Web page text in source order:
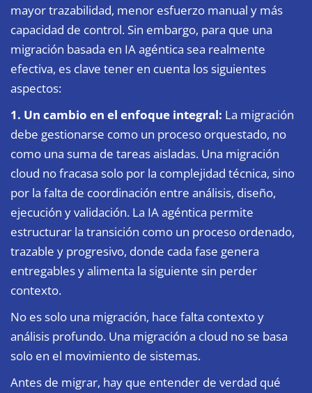
mayor trazabilidad, menor esfuerzo manual y más
capacidad de control. Sin embargo, para que una
migración basada en IA agéntica sea realmente
efectiva, es clave tener en cuenta los siguientes
aspectos:
1. Un cambio en el enfoque integral: La migración
debe gestionarse como un proceso orquestado, no
como una suma de tareas aisladas. Una migración
cloud no fracasa solo por la complejidad técnica, sino
por la falta de coordinación entre análisis, diseño,
ejecución y validación. La IA agéntica permite
estructurar la transición como un proceso ordenado,
trazable y progresivo, donde cada fase genera
entregables y alimenta la siguiente sin perder
contexto.
No es solo una migración, hace falta contexto y
análisis profundo. Una migración a cloud no se basa
solo en el movimiento de sistemas.
Antes de migrar, hay que entender de verdad qué